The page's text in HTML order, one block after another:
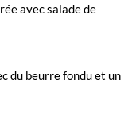
avec salade de
du beurre fondu et un